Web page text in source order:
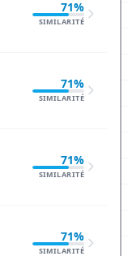
71%
SIMILARITÉ
71%
SIMILARITÉ
71%
SIMILARITÉ
71%
SIMILARITÉ